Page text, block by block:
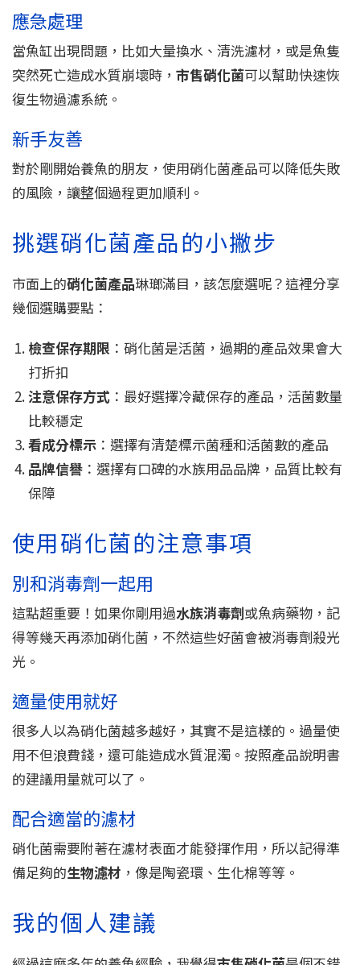
應急處理
當魚缸出現問題，比如大量換水、清洗濾材，或是魚隻
突然死亡造成水質崩壞時， 市售硝化菌可以幫助快速恢
復生物過濾系統。
新手友善
對於剛開始養魚的朋友，使用硝化菌產品可以降低失敗
的風險，讓整個過程更加順利。
挑選硝化菌產品的小撇步
市面上的硝化菌產品琳瑯滿目，該怎麼選呢？這裡分享
幾個選購要點：
檢查保存期限 ：硝化菌是活菌，過期的產品效果會大
打折扣
注意保存方式 ：最好選擇冷藏保存的產品，活菌數量
比較穩定
看成分標示 ：選擇有清楚標示菌種和活菌數的產品
品牌信譽 ：選擇有口碑的水族用品品牌，品質比較有
保障
使用硝化菌的注意事項
別和消毒劑一起用
這點超重要！如果你剛用過水族消毒劑或魚病藥物，記
得等幾天再添加硝化菌，不然這些好菌會被消毒劑殺光
光。
適量使用就好
很多人以為硝化菌越多越好，其實不是這樣的。過量使
用不但浪費錢，還可能造成水質混濁。按照產品說明書
的建議用量就可以了。
配合適當的濾材
硝化菌需要附著在濾材表面才能發揮作用，所以記得準
備足夠的生物濾材 ，像是陶瓷環、生化棉等等。
我的個人建議